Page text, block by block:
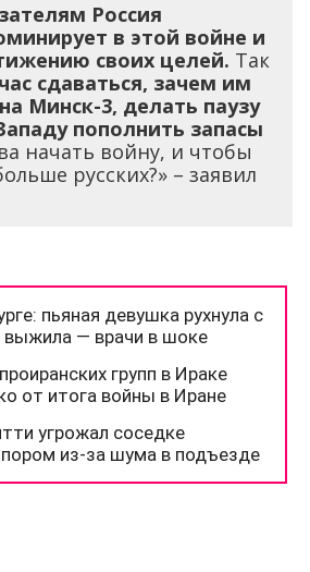
Россия
в этой войне и
своих целей. Так
сдаваться, зачем им
Минск-3, делать паузу
пополнить запасы
начать войну, и чтобы
русских?» – заявил